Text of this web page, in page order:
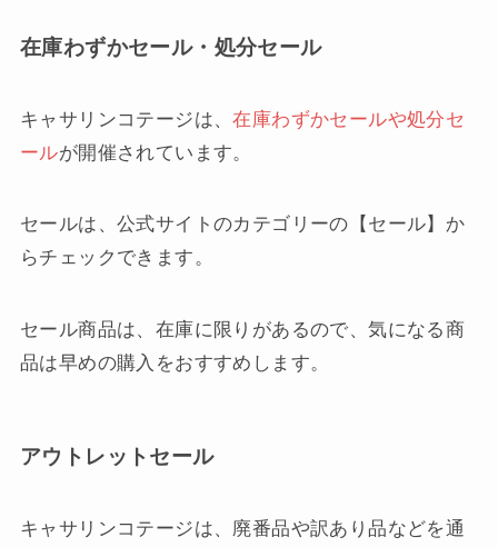
在庫わずかセール・処分セール
キャサリンコテージは、在庫わずかセールや処分セ
ールが開催されています。
セールは、公式サイトのカテゴリーの【セール】か
らチェックできます。
セール商品は、在庫に限りがあるので、気になる商
品は早めの購入をおすすめします。
アウトレットセール
キャサリンコテージは、廃番品や訳あり品などを通